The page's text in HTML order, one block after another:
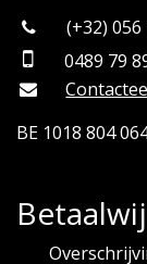
(+32) 056
0489 79
BE 1018 804